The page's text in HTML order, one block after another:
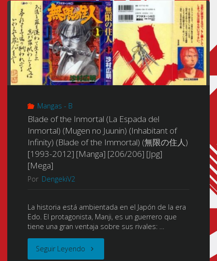
Mangas - B
Blade of the Inmortal (La Espada del
Inmortal) (Mugen no Juunin) (Inhabitant of
Infinity) (Blade of the Immortal) (無限の住人)
[1993-2012] [Manga] [206/206] [Jpg]
[Mega]
Por DengekiV2
La historia está ambientada en el Japón de la era
Edo. El protagonista, Manji, es un guerrero que
tiene una gran ventaja sobre sus rivales: …
Seguir Leyendo "Blade